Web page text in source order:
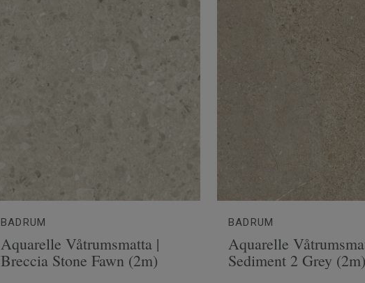
BADRUM
Aquarelle Våtrumsmatta |
Breccia Stone Fawn (2m)
BADRUM
Aquarelle
Sediment 2 Grey (2m)